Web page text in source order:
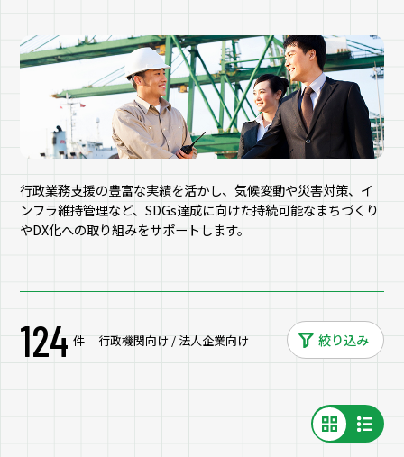
行政業務支援の豊富な実績を活かし、気候変動や災害対策、イ
ンフラ維持管理など、SDGs達成に向けた持続可能なまちづくり
やDX化への取り組みをサポートします。
124 件 行政機関向け / 法人企業向け 絞り込み